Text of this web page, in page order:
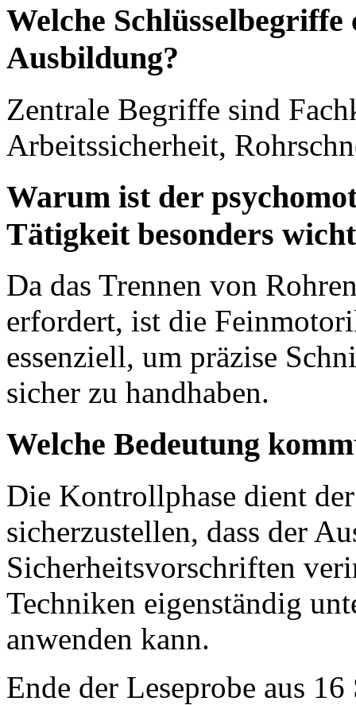
Welche
Ausbildung?
Zentrale Begriffe sind
Arbeitssicherheit,
Warum ist der
Tätigkeit besonders
Da das Trennen von
erfordert, ist die
essenziell, um präzise
sicher zu handhaben.
Welche Bedeutung
Die Kontrollphase dient
sicherzustellen, dass der
Sicherheitsvorschriften
Techniken eigenständig
anwenden kann.
Ende der Leseprobe aus